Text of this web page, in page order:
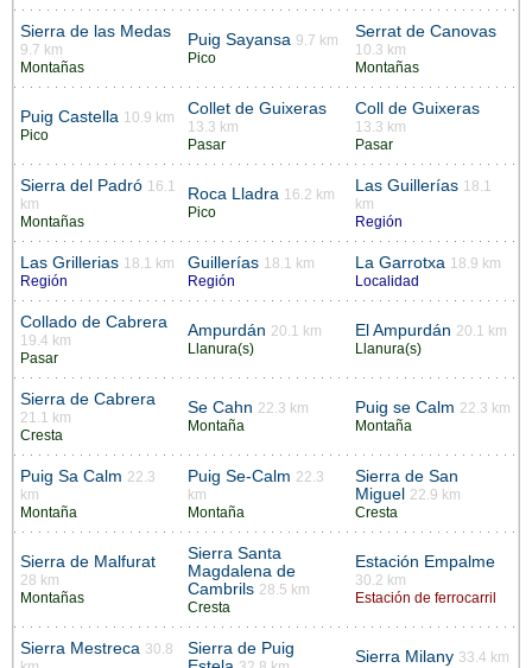
Sierra de las Medas
9.7 km
Montañas
Puig Sayansa 9.7 km
Pico
Serrat de Canovas
10.3 km
Montañas
Puig Castella 10.9 km
Pico
Collet de Guixeras
13.3 km
Pasar
Coll de Guixeras
13.3 km
Pasar
Sierra del Padró 16.1
km
Montañas
Roca Lladra 16.2 km
Pico
Las Guillerías 18.1
km
Región
Las Grillerias 18.1 km
Región
Guillerías 18.1 km
Región
La Garrotxa 18.9 km
Localidad
Collado de Cabrera
19.4 km
Pasar
Ampurdán 20.1 km
Llanura(s)
El Ampurdán 20.1 km
Llanura(s)
Sierra de Cabrera
21.1 km
Cresta
Se Cahn 22.3 km
Montaña
Puig se Calm 22.3 km
Montaña
Puig Sa Calm 22.3
km
Montaña
Puig Se-Calm 22.3
km
Montaña
Sierra de San
Miguel
22.9 km
Cresta
Sierra de Malfurat
28 km
Montañas
Sierra Santa
Magdalena de
Cambrils 28.5 km
Cresta
Estación Empalme
30.2 km
Estación de ferrocarril
Sierra Mestreca 30.8
Sierra de Puig
Sierra Milany 33.4 km